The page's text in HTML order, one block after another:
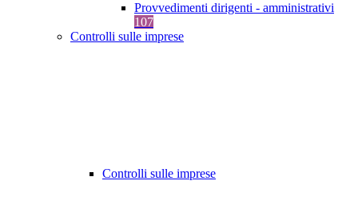
Provvedimenti dirigenti - amministrativi
107
Controlli sulle imprese
Controlli sulle imprese